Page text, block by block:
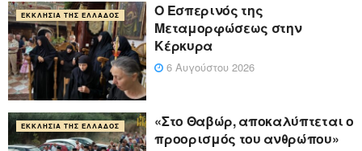
ΕΚΚΛΗΣΊΑ ΤΗΣ ΕΛΛΆΔΟΣ
Ο Εσπερινός της
Μεταμορφώσεως στην
Κέρκυρα
6 Αυγούστου 2026
ΕΚΚΛΗΣΊΑ ΤΗΣ ΕΛΛΆΔΟΣ
«Στο Θαβώρ, αποκαλύπτεται ο
προορισμός του ανθρώπου»